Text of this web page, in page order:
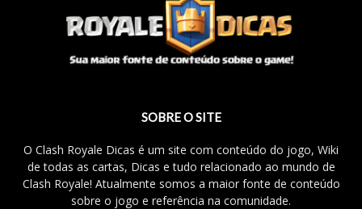
SOBRE O SITE
O Clash Royale Dicas é um site com conteúdo do jogo, Wiki
de todas as cartas, Dicas e tudo relacionado ao mundo de
Clash Royale! Atualmente somos a maior fonte de conteúdo
sobre o jogo e referência na comunidade.